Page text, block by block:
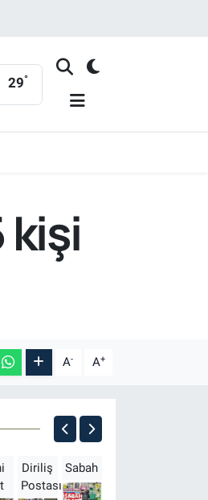
29°
kişi
A- A+
Diriliş
Postası
Sabah